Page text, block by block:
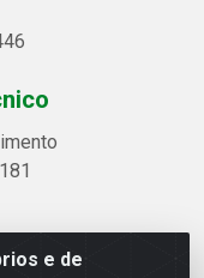
e de